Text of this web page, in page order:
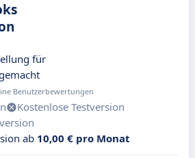
für
Benutzerbewertungen
Kostenlose Testversion
ab 10,00 € pro Monat